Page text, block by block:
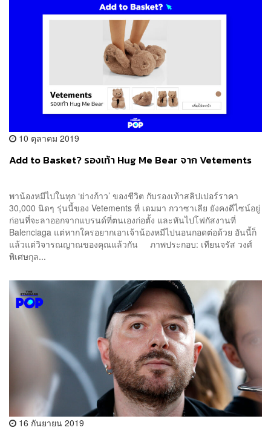
10 ตุลาคม 2019
Add to Basket? รองเท้า Hug Me Bear จาก Vetements
พาน้องหมีไปในทุก ‘ย่างก้าว’ ของชีวิต กับรองเท้าสลิปเปอร์ราคา
30,000 นิดๆ รุ่นนี้ของ Vetements ที่ เดมมา กวาซาเลีย ยังคงดีไซน์อยู่
ก่อนที่จะลาออกจากแบรนด์ที่ตนเองก่อตั้ง และหันไปโฟกัสงานที่
Balenciaga แต่หากใครอยากเอาเจ้าน้องหมีไปนอนกอดต่อด้วย อันนี้ก็
แล้วแต่วิจารณญาณของคุณแล้วกัน ภาพประกอบ: เทียนจรัส วงศ์
พิเศษกุล...
16 กันยายน 2019